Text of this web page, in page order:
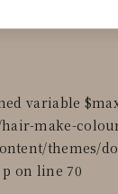
variable
make-
themes/
p on line70